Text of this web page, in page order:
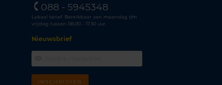
088 - 5945348
Lokaal tarief. Bereikbaar van maandag t/m
vrijdag tussen 08.00 - 17.30 uur.
Nieuwsbrief
INSCHRIJVEN